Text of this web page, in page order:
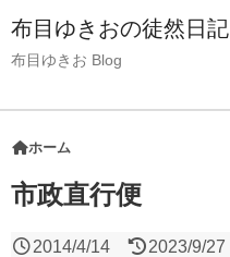
布目ゆきおの徒然日記
布目ゆきお Blog
ホーム
市政直行便
2014/4/14 2023/9/27